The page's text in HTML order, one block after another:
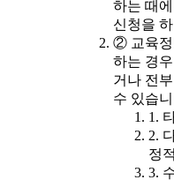
하는 때
신청을
② 교육정
하는 경
거나 전
수 있습
1.
2.
정
3.